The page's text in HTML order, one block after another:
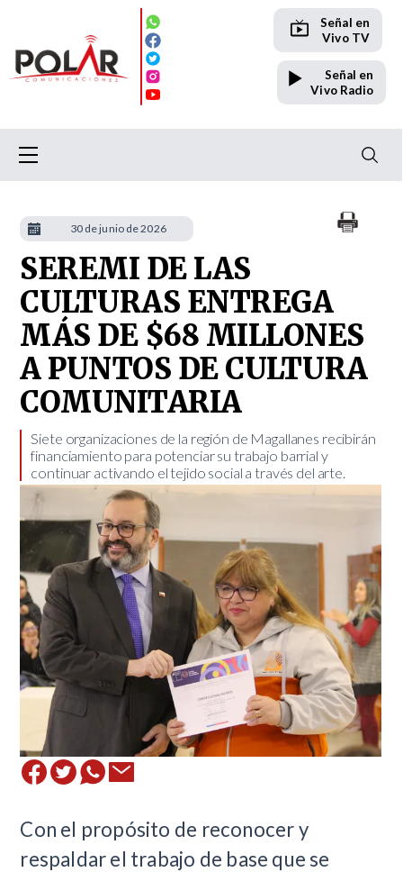
Señal en
Vivo TV
Señal en
Vivo Radio
SEREMI DE LAS
CULTURAS ENTREGA
MÁS DE $68 MILLONES
A PUNTOS DE CULTURA
COMUNITARIA
Siete organizaciones de la región de Magallanes recibirán
financiamiento para potenciar su trabajo barrial y
continuar activando el tejido social a través del arte.
Con el propósito de reconocer y
respaldar el trabajo de base que se
30 de junio de 2026